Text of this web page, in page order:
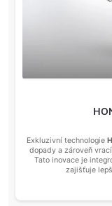
Exkluzivní technologie
dopady a zároveň
Tato inovace je
zajišťuje